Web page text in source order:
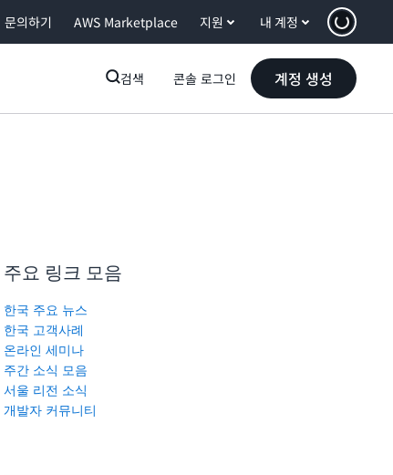
문의하기 AWS Marketplace 지원 내 계정
검색 콘솔 로그인 계정 생성
주요 링크 모음
한국 주요 뉴스
한국 고객사례
온라인 세미나
주간 소식 모음
서울 리전 소식
개발자 커뮤니티